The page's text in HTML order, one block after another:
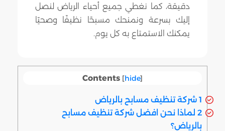
دقيقة، كما نغطي جميع أحياء الرياض لنصل
إليك بسرعة ونمنحك مسبحًا نظيفًا وصحيًا
يمكنك الاستمتاع به كل يوم.
Contents [hide]
1 شركة تنظيف مسابح بالرياض
2 لماذا نحن افضل شركة تنظيف مسابح
بالرياض؟